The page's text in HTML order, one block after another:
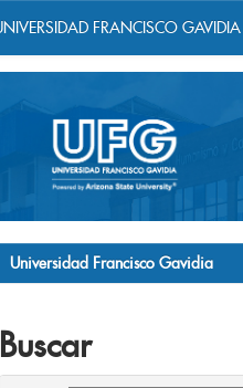
FRANCISCO GAVIDIA
Universidad Francisco Gavidia
Buscar